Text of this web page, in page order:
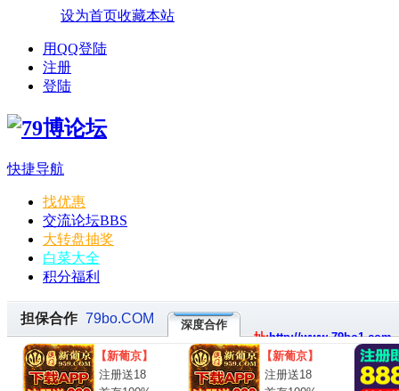
设为首页收藏本站
用QQ登陆
注册
登陆
快捷导航
找优惠
交流论坛BBS
大转盘抽奖
白菜大全
积分福利